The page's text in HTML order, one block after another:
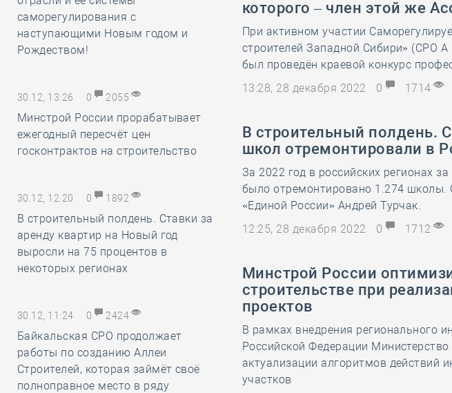
саморегулирования с
наступающими Новым годом и
Рождеством!
30.12, 13:26 0 2055
Минстрой России прорабатывает
ежегодный пересчёт цен
госконтрактов на строительство
30.12, 12:20 0 1892
В строительный полдень. Ставки за
аренду квартир на Новый год
выросли на 75 процентов в
некоторых регионах
30.12, 11:24 0 2424
Байкальская СРО продолжает
работы по созданию Аллеи
Строителей, которая займёт своё
полноправное место в ряду
которого – член этой же
При активном участии
строителей Западной Сибири» (СРО
был проведён краевой конкурс
13:28, 28 декабря 2022
0 1714
В строительный полдень.
школ отремонтировали в
За 2022 год в российских регионах
было отремонтировано 1.274 школы.
«Единой России» Андрей Турчак.
12:25, 28 декабря 2022
0 1712
Минстрой России
строительстве при
проектов
В рамках внедрения регионального
Российской Федерации
актуализации алгоритмов действий
участков